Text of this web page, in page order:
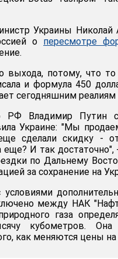
Украины Николай
о пересмотре
выхода, потому, что
и формула 450
сегодняшним реалиям
РФ Владимир Путин
Украине: "Мы
сделали скидку -
еще? И так
по Дальнему
за сохранение на
между НАК
газа
кубометров.
как меняются цены